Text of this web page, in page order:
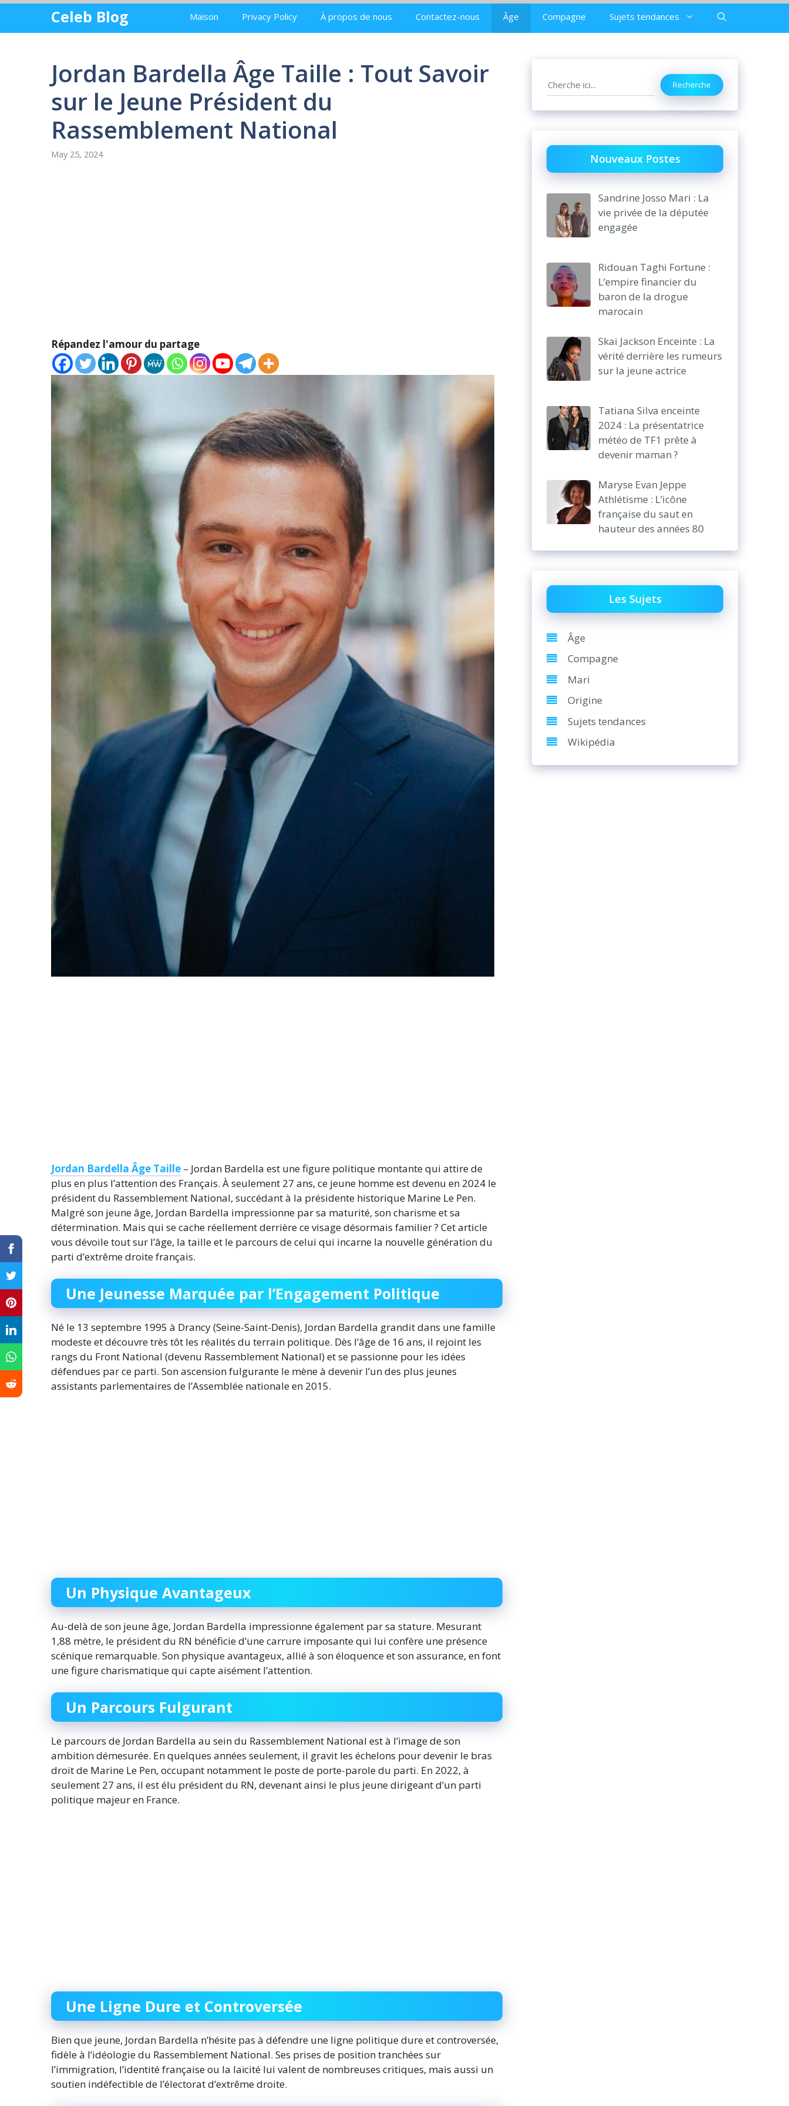
Skip
content
Celeb Blog Maison Privacy Policy À propos de nous Contactez-nous Âge Compagne Sujets tendances
Jordan Bardella Âge Taille : Tout Savoir
sur le Jeune Président du
Rassemblement National
May 25, 2024
Répandez l'amour du partage
Jordan Bardella Âge Taille – Jordan Bardella est une figure politique montante qui attire de
plus en plus l’attention des Français. À seulement 27 ans, ce jeune homme est devenu en 2024 le
président du Rassemblement National, succédant à la présidente historique Marine Le Pen.
Malgré son jeune âge, Jordan Bardella impressionne par sa maturité, son charisme et sa
détermination. Mais qui se cache réellement derrière ce visage désormais familier ? Cet article
vous dévoile tout sur l’âge, la taille et le parcours de celui qui incarne la nouvelle génération du
parti d’extrême droite français.
Une Jeunesse Marquée par l’Engagement Politique
Né le 13 septembre 1995 à Drancy (Seine-Saint-Denis), Jordan Bardella grandit dans une famille
modeste et découvre très tôt les réalités du terrain politique. Dès l’âge de 16 ans, il rejoint les
rangs du Front National (devenu Rassemblement National) et se passionne pour les idées
défendues par ce parti. Son ascension fulgurante le mène à devenir l’un des plus jeunes
assistants parlementaires de l’Assemblée nationale en 2015.
Un Physique Avantageux
Au-delà de son jeune âge, Jordan Bardella impressionne également par sa stature. Mesurant
1,88 mètre, le président du RN bénéficie d’une carrure imposante qui lui confère une présence
scénique remarquable. Son physique avantageux, allié à son éloquence et son assurance, en font
une figure charismatique qui capte aisément l’attention.
Un Parcours Fulgurant
Le parcours de Jordan Bardella au sein du Rassemblement National est à l’image de son
ambition démesurée. En quelques années seulement, il gravit les échelons pour devenir le bras
droit de Marine Le Pen, occupant notamment le poste de porte-parole du parti. En 2022, à
seulement 27 ans, il est élu président du RN, devenant ainsi le plus jeune dirigeant d’un parti
politique majeur en France.
Une Ligne Dure et Controversée
Bien que jeune, Jordan Bardella n’hésite pas à défendre une ligne politique dure et controversée,
fidèle à l’idéologie du Rassemblement National. Ses prises de position tranchées sur
l’immigration, l’identité française ou la laïcité lui valent de nombreuses critiques, mais aussi un
soutien indéfectible de l’électorat d’extrême droite.
Search Recherche
Nouveaux Postes
Sandrine Josso Mari : La
vie privée de la députée
engagée
Ridouan Taghi Fortune :
L’empire financier du
baron de la drogue
marocain
Skai Jackson Enceinte : La
vérité derrière les rumeurs
sur la jeune actrice
Tatiana Silva enceinte
2024 : La présentatrice
météo de TF1 prête à
devenir maman ?
Maryse Evan Jeppe
Athlétisme : L’icône
française du saut en
hauteur des années 80
Les Sujets
Âge
Compagne
Mari
Origine
Sujets tendances
Wikipédia